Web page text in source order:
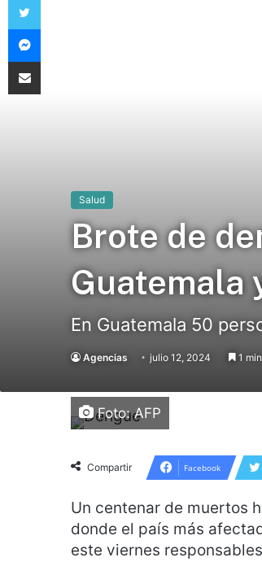
Salud
Brote de
Guatemala
En Guatemala 50
Agencias julio 12, 2024 1
Foto: AFP
Compartir Facebook
Un centenar de muertos
donde el país más
este viernes
Messenger
Compartir vía Email